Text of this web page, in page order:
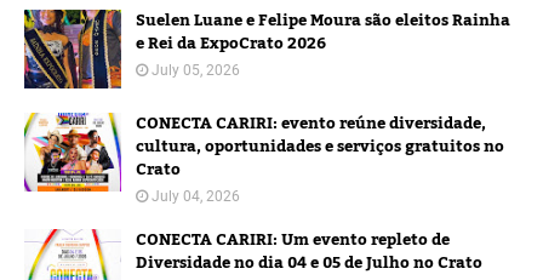
Suelen Luane e Felipe Moura são eleitos Rainha
e Rei da ExpoCrato 2026
July 05, 2026
CONECTA CARIRI: evento reúne diversidade,
cultura, oportunidades e serviços gratuitos no
Crato
July 04, 2026
CONECTA CARIRI: Um evento repleto de
Diversidade no dia 04 e 05 de Julho no Crato